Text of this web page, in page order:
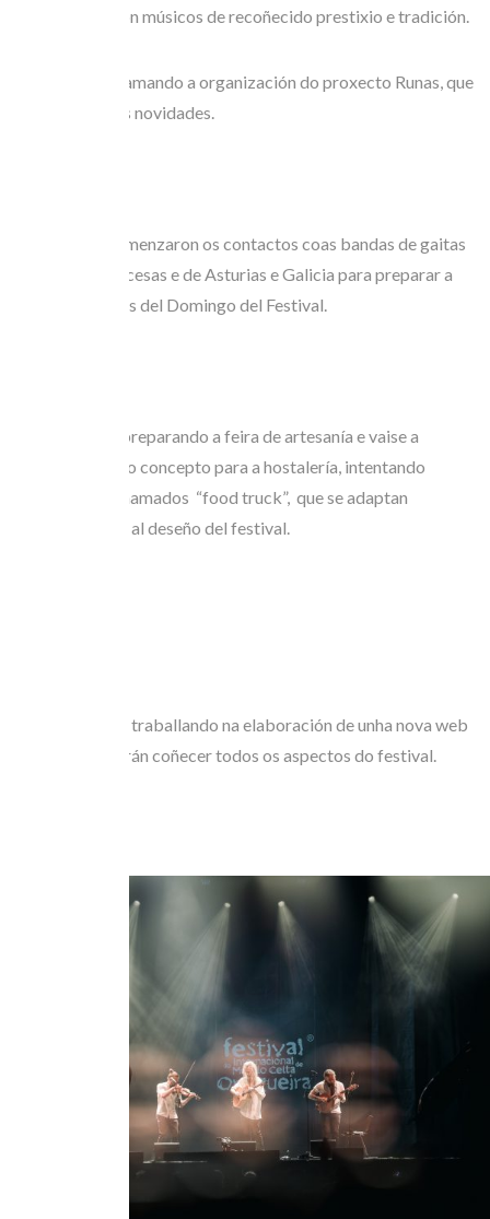
toda Europa con músicos de recoñecido prestixio e tradición.
– Estase programando a organización do proxecto Runas, que
traerá algunhas novidades.
Ademais xa comenzaron os contactos coas bandas de gaitas
bretoas e escocesas e de Asturias e Galicia para preparar a
saída de Bandas del Domingo del Festival.
Tamén estase preparando a feira de artesanía e vaise a
deseñar un novo concepto para a hostalería, intentando
potenciar os chamados “food truck”, que se adaptan
perfectamente al deseño del festival.
E tamén estase traballando na elaboración de unha nova web
donde se poderán coñecer todos os aspectos do festival.